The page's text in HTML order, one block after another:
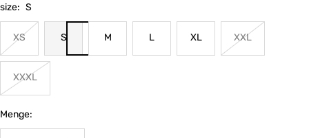
size: S
XS S M L XL XXL
XXXL
Menge: